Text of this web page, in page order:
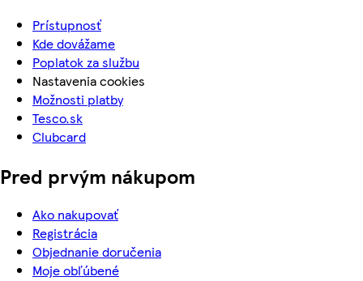
Prístupnosť
Kde dovážame
Poplatok za službu
Nastavenia cookies
Možnosti platby
Tesco.sk
Clubcard
Pred prvým nákupom
Ako nakupovať
Registrácia
Objednanie doručenia
Moje obľúbené